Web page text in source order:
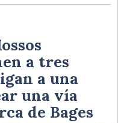
a tres
a una
una vía
de Bages